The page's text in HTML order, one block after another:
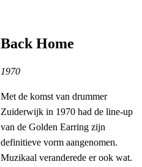
Back Home
1970
Met de komst van drummer
Zuiderwijk in 1970 had de line-up
van de Golden Earring zijn
definitieve vorm aangenomen.
Muzikaal veranderede er ook wat.